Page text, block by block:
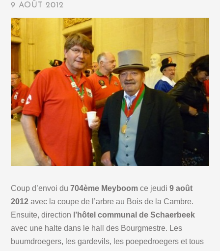
9 AOÛT 2012
Coup d’envoi du704ème Meyboom ce jeudi 9 août
2012 avec la coupe de l’arbre au Bois de la Cambre.
Ensuite, direction l’hôtel communal de Schaerbeek
avec une halte dans le hall des Bourgmestre. Les
buumdroegers, les gardevils, les poepedroegers et tous